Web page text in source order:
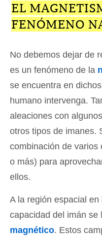
EL
FENÓMENO
No debemos dejar de
es un fenómeno de la
se encuentra en
humano intervenga.
aleaciones con
otros tipos de imanes.
combinación de varios
o más) para
ellos.
A la región espacial
capacidad del imán se
magnético. Estos